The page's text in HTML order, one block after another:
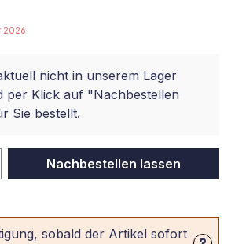
nicht in unserem Lager
per Klick auf "Nachbestellen
Sie bestellt.
Gib den
Nachbestellen lassen
sobald der Artikel sofort